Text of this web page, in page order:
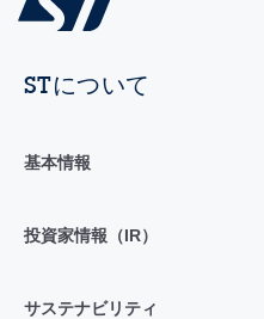
STについて
基本情報
投資家情報（IR）
サステナビリティ